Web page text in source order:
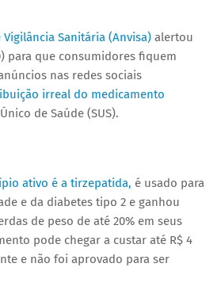
Sanitária (Anvisa) alertou
para que consumidores fiquem
nas redes sociais
irreal do medicamento
de Saúde (SUS).
ativo é a tirzepatida, é usado para
e da diabetes tipo 2 e ganhou
de peso de até 20% em seus
pode chegar a custar até R$ 4
e não foi aprovado para ser